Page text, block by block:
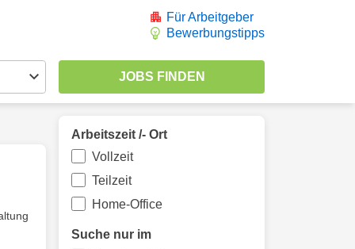
Für Arbeitgeber
Bewerbungstipps
Arbeitszeit /- Ort
Vollzeit
Teilzeit
Home-Office
Suche nur im